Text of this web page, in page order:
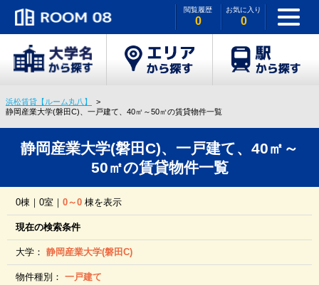
閲覧履歴
0
お気に入り
0
浜松賃貸【ルーム丸八】
静岡産業大学(磐田C)、一戸建て、40㎡～50㎡の賃貸物件一覧
静岡産業大学(磐田C)、一戸建て、40㎡～
50㎡の賃貸物件一覧
0棟｜0室｜0～0 棟を表示
現在の検索条件
大学：静岡産業大学(磐田C)
物件種別：一戸建て